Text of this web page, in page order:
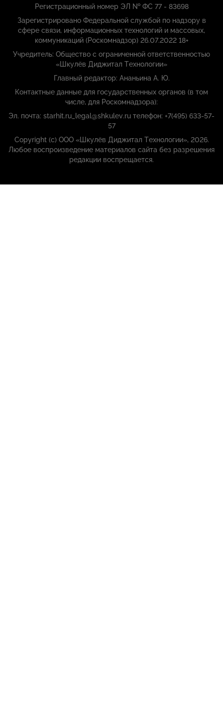
Регистрационный номер ЭЛ № ФС 77 - 83698
Зарегистрировано Федеральной службой по надзору в
сфере связи, информационных технологий и массовых,
коммуникаций (Роскомнадзор) 26.07.2022 18+
Учредитель: Общество с ограниченной ответственностью
«Шкулёв Диджитал Технологии»
Главный редактор: Ананьина А. Ю.
Контактные данные для государственных органов (в том
числе, для Роскомнадзора):
Эл. почта: starhit.ru_legal@shkulev.ru телефон: +7(495) 633-57-
57
Copyright (с) ООО «Шкулёв Диджитал Технологии», 2026.
Любое воспроизведение материалов сайта без разрешения
редакции воспрещается.